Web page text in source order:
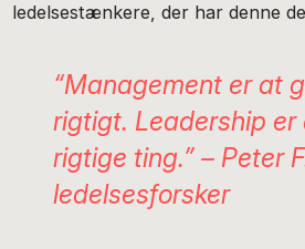
ledelsestænkere, der har denne
“Management er at
rigtigt. Leadership er
rigtige ting.” – Peter
ledelsesforsker